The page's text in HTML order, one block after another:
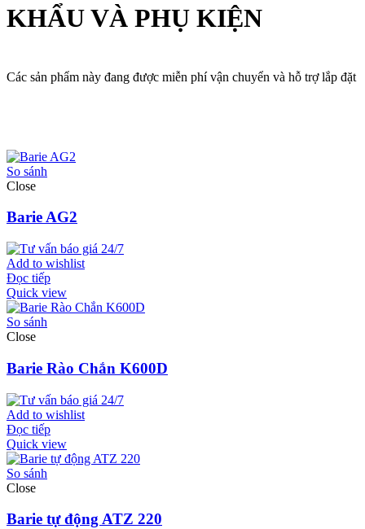
KHẨU VÀ PHỤ KIỆN
Các sản phẩm này đang được miễn phí vận chuyển và hỗ trợ lắp đặt
So sánh
Close
Barie AG2
Add to wishlist
Đọc tiếp
Quick view
So sánh
Close
Barie Rào Chắn K600D
Add to wishlist
Đọc tiếp
Quick view
So sánh
Close
Barie tự động ATZ 220